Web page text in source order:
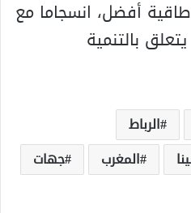
أفضل، انسجاما مع
بالتنمية
الرباط
المغرب
جهات